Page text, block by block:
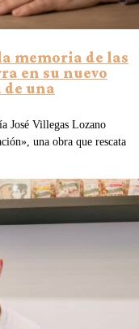
memoria de las
en su nuevo
una
José Villegas Lozano
una obra que rescata